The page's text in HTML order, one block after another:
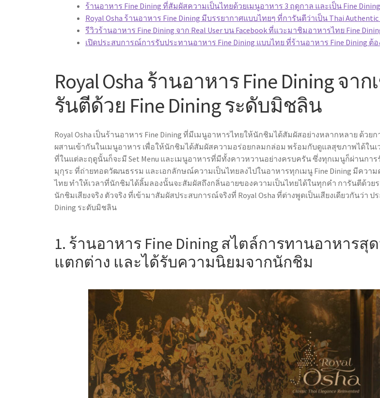
ร้านอาหาร Fine Dining ที่สัมผัสความเป็นไทยด้วยเมนูอาหาร 3 ฤดูกาล และเป็น Fine
Royal Osha ร้านอาหาร Fine Dining มีบรรยากาศแบบไทยๆ ที่การันตีว่าเป็น Thai Authentic
รีวิวร้านอาหาร Fine Dining จาก Real User บน Facebook ที่แวะมาชิมอาหารไทย Fine
เปิดประสบการณ์การรับประทานอาหาร Fine Dining แบบไทย ที่ร้านอาหาร Fine Dining ต้
Royal Osha ร้านอาหาร Fine Diningจาก
รันตีด้วย Fine Diningระดับมิชลิน
Royal Osha เป็นร้านอาหาร Fine Dining ที่มีเมนูอาหารไทยให้นักชิมได้สัมผัสอย่างหลากหลาย ด้วย
ผสานเข้ากันในเมนูอาหาร เพื่อให้นักชิมได้สัมผัสความอร่อยกลมกล่อม พร้อมกับดูแลสุขภาพได้ในเ
ที่ในแต่ละฤดูนั้นก็จะมี Set Menu และเมนูอาหารที่มีทั้งคาวหวานอย่างครบครัน ซึ่งทุกเมนูก็ผ่านก
มุกุระ ที่ถ่ายทอดวัฒนธรรม และเอกลักษณ์ความเป็นไทยลงไปในอาหารทุกเมนู Fine Dining มีความ
ไทย ทำให้เวลาที่นักชิมได้ลิ้มลองนั้นจะสัมผัสถึงกลิ่นอายของความเป็นไทยได้ในทุกคำ การันตีด้วยร
นักชิมเสียงจริง ตัวจริง ที่เข้ามาสัมผัสประสบการณ์จริงที่ Royal Osha ที่ต่างพูดเป็นเสียงเดียวกันว่า
Dining ระดับมิชลิน
1. ร้านอาหาร Fine Dining สไตล์การทานอาหารสุ
แตกต่าง และได้รับความนิยมจากนักชิม